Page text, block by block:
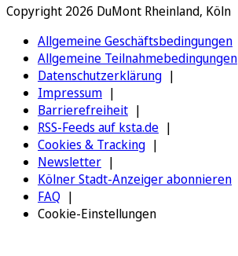
Copyright 2026 DuMont Rheinland, Köln
Allgemeine Geschäftsbedingungen
Allgemeine Teilnahmebedingungen
Datenschutzerklärung
Impressum
Barrierefreiheit
RSS-Feeds auf ksta.de
Cookies & Tracking
Newsletter
Kölner Stadt-Anzeiger abonnieren
FAQ
Cookie-Einstellungen